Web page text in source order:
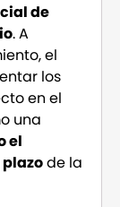
de
. A
el
los
en el
una
el
de la